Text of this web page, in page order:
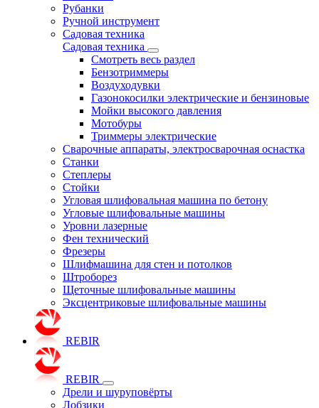
Рубанки
Ручной инструмент
Садовая техника
Садовая техника
Смотреть весь раздел
Бензотриммеры
Воздуходувки
Газонокосилки электрические и бензиновые
Мойки высокого давления
Мотобуры
Триммеры электрические
Сварочные аппараты, электросварочная оснастка
Станки
Степлеры
Стойки
Угловая шлифовальная машина по бетону
Угловые шлифовальные машины
Уровни лазерные
Фен технический
Фрезеры
Шлифмашина для стен и потолков
Штроборез
Щеточные шлифовальные машины
Эксцентриковые шлифовальные машины
REBIR
REBIR
Дрели и шуруповёрты
Лобзики